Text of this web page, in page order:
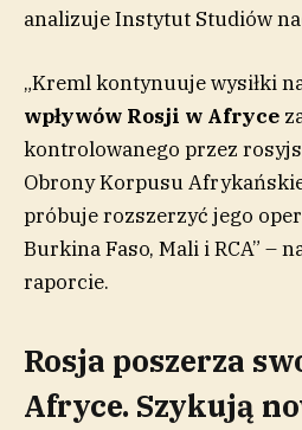
analizuje Instytut Studiów
„Kreml kontynuuje wysiłki
wpływów Rosji w Afryce
kontrolowanego przez
Obrony Korpusu
próbuje rozszerzyć jego
Burkina Faso, Mali i RCA” –
raporcie.
Rosja poszerza
Afryce. Szykują